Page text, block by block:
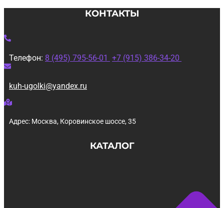
КОНТАКТЫ
Телефон: 8 (495) 795-56-01 +7 (915) 386-34-20
kuh-ugolki@yandex.ru
Адрес: Москва, Коровинское шоссе, 35
КАТАЛОГ